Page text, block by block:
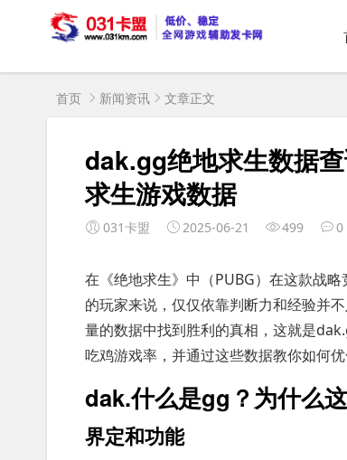
首页 新闻资讯 文章正文
dak.gg绝地求生数据
求生游戏数据
031卡盟 2025-06-21 499 0
在《绝地求生》中（PUBG）在这款战
的玩家来说，仅仅依靠判断力和经验并
量的数据中找到胜利的真相，这就是
吃鸡游戏率，并通过这些数据教你如何优
dak.什么是gg？为什么
界定和功能